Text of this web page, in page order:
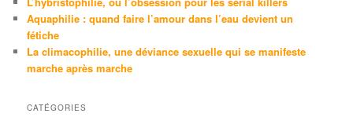
Aquaphilie : quand faire l’amour dans l’eau devient un
fétiche
La climacophilie, une déviance sexuelle qui se manifeste
marche après marche
CATÉGORIES